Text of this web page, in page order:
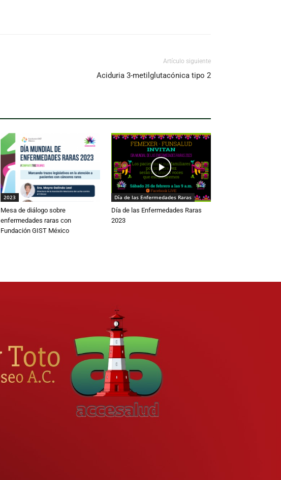
Artículo siguiente
Aciduria 3-metilglutacónica tipo 2
2023
Mesa de diálogo sobre
enfermedades raras con
Fundación GIST México
Día de las Enfermedades Raras
Día de las Enfermedades Raras
2023